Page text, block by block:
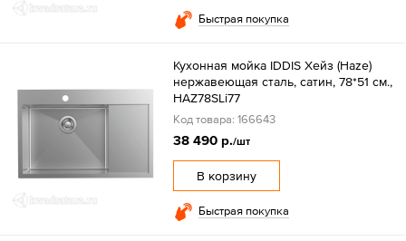
Быстрая покупка
Кухонная мойка IDDIS Хейз (Haze)
нержавеющая сталь, сатин, 78*51 см.,
HAZ78SLi77
Код товара: 166643
38 490 р./шт
В корзину
Быстрая покупка